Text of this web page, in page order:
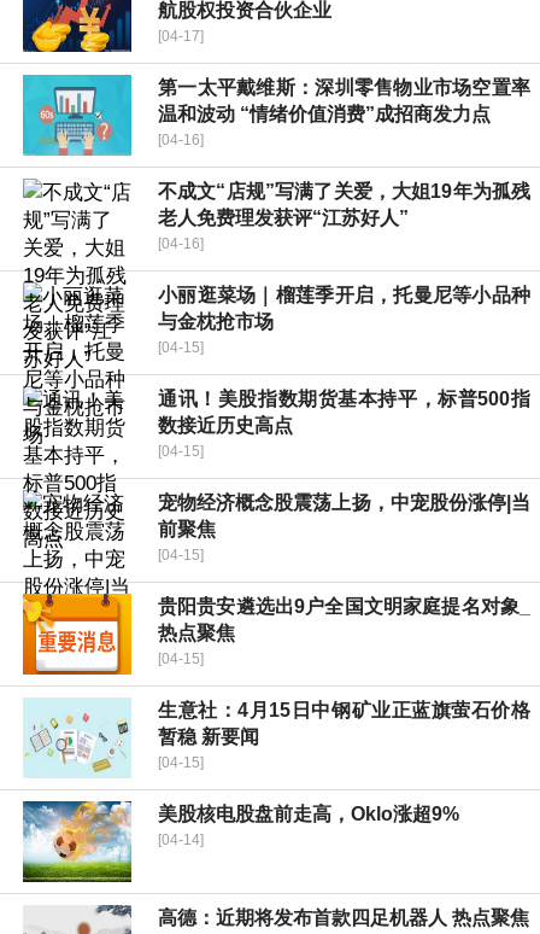
航股权投资合伙企业
[04-17]
第一太平戴维斯：深圳零售物业市场空置率
温和波动 “情绪价值消费”成招商发力点
[04-16]
不成文“店规”写满了关爱，大姐19年为孤残
老人免费理发获评“江苏好人”
[04-16]
小丽逛菜场｜榴莲季开启，托曼尼等小品种
与金枕抢市场
[04-15]
通讯！美股指数期货基本持平，标普500指
数接近历史高点
[04-15]
宠物经济概念股震荡上扬，中宠股份涨停|当
前聚焦
[04-15]
贵阳贵安遴选出9户全国文明家庭提名对象_
热点聚焦
[04-15]
生意社：4月15日中钢矿业正蓝旗萤石价格
暂稳 新要闻
[04-15]
美股核电股盘前走高，Oklo涨超9%
[04-14]
高德：近期将发布首款四足机器人 热点聚焦